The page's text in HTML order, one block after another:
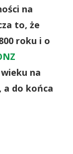
na
to, że
roku i o
na
a do końca